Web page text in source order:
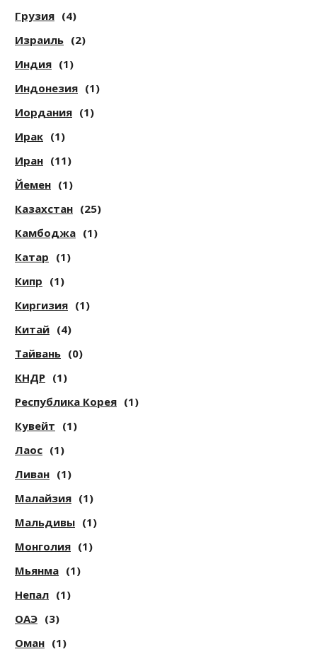
Грузия (4)
Израиль (2)
Индия (1)
Индонезия (1)
Иордания (1)
Ирак (1)
Иран (11)
Йемен (1)
Казахстан (25)
Камбоджа (1)
Катар (1)
Кипр (1)
Киргизия (1)
Китай (4)
Тайвань (0)
КНДР (1)
Республика Корея (1)
Кувейт (1)
Лаос (1)
Ливан (1)
Малайзия (1)
Мальдивы (1)
Монголия (1)
Мьянма (1)
Непал (1)
ОАЭ (3)
Оман (1)